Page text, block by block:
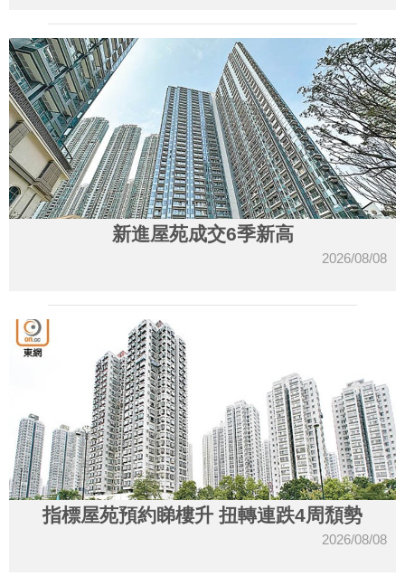
新進屋苑成交6季新高
2026/08/08
指標屋苑預約睇樓升 扭轉連跌4周頹勢
2026/08/08